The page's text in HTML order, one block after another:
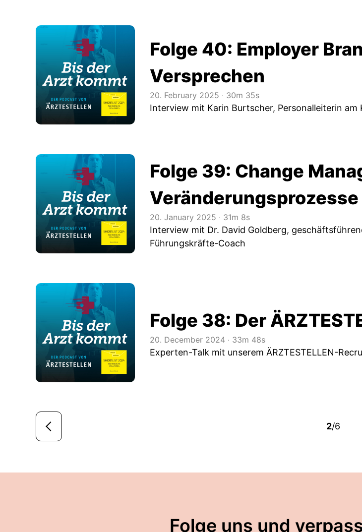
Folge 40: Employer
Versprechen
20. February 2025 ‧ 30m 35s
Interview mit Karin Burtscher, Personalleiterin am
Folge 39: Change
20. January 2025 ‧ 31m 8s
Interview mit Dr. David Goldberg,
Führungskräfte-Coach
Folge 38: Der
20. December 2024 ‧ 33m 48s
Experten-Talk mit unserem ÄRZTESTELLEN-
2/6
Folge uns und